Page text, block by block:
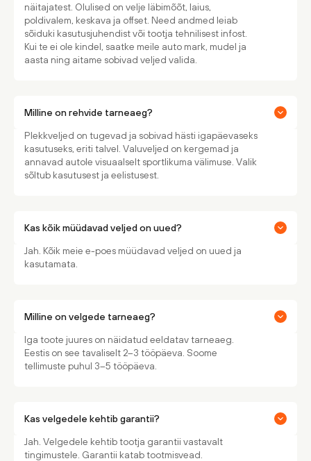
näitajatest. Olulised on velje läbimõõt, laius,
poldivalem, keskava ja offset. Need andmed leiab
sõiduki kasutusjuhendist või tootja tehnilisest infost.
Kui te ei ole kindel, saatke meile auto mark, mudel ja
aasta ning aitame sobivad veljed valida.
Milline on rehvide tarneaeg?
Plekkveljed on tugevad ja sobivad hästi igapäevaseks
kasutuseks, eriti talvel. Valuveljed on kergemad ja
annavad autole visuaalselt sportlikuma välimuse. Valik
sõltub kasutusest ja eelistusest.
Kas kõik müüdavad veljed on uued?
Jah. Kõik meie e-poes müüdavad veljed on uued ja
kasutamata.
Milline on velgede tarneaeg?
Iga toote juures on näidatud eeldatav tarneaeg.
Eestis on see tavaliselt 2–3 tööpäeva. Soome
tellimuste puhul 3–5 tööpäeva.
Kas velgedele kehtib garantii?
Jah. Velgedele kehtib tootja garantii vastavalt
tingimustele. Garantii katab tootmisvead.